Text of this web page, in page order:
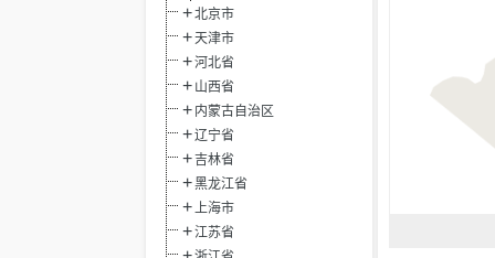
北京市
天津市
河北省
山西省
内蒙古自治区
辽宁省
吉林省
黑龙江省
上海市
江苏省